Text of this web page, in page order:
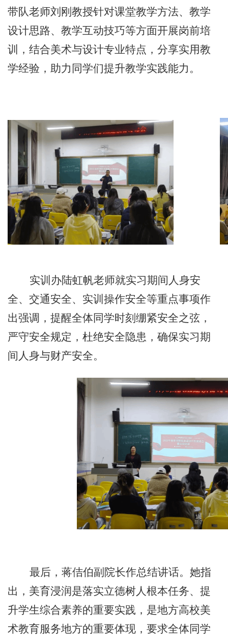
带队老师刘刚教授针对课堂教学方法、教学
设计思路、教学互动技巧等方面开展岗前培
训，结合美术与设计专业特点，分享实用教
学经验，助力同学们提升教学实践能力。
实训办陆虹帆老师就实习期间人身安
全、交通安全、实训操作安全等重点事项作
出强调，提醒全体同学时刻绷紧安全之弦，
严守安全规定，杜绝安全隐患，确保实习期
间人身与财产安全。
最后，蒋佶伯副院长作总结讲话。 她指
出，美育浸润是落实立德树人根本任务、提
升学生综合素养的重要实践，是地方高校美
术教育服务地方的重要体现，要求全体同学